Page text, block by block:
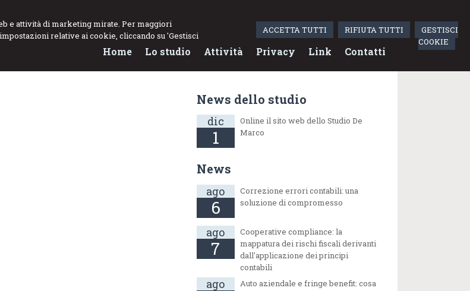
e attività di marketing mirate. Per maggiori
relative ai cookie, cliccando su 'Gestisci
ACCETTA TUTTI RIFIUTA TUTTI
GESTISCI
COOKIE
Home Lo studio Attività Privacy Link Contatti
News dello studio
dic
1
Online il sito web dello Studio De
Marco
News
ago
6
Correzione errori contabili: una
soluzione di compromesso
ago
7
Cooperative compliance: la
mappatura dei rischi fiscali derivanti
dall'applicazione dei principi
contabili
ago
Auto aziendale e fringe benefit: cosa